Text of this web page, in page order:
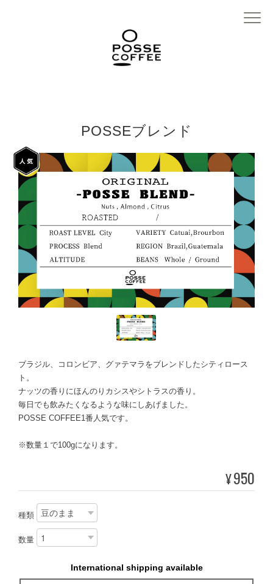
POSSEブレンド
ブラジル、コロンビア、グァテマラをブレンドしたシティロース
ト。
ナッツの香りにほんのりカシスやシトラスの香り。
毎日でも飲みたくなるような味にしあげました。
POSSE COFFEE1番人気です。
※数量１で100gになります。
¥950
種類
数量
International shipping available